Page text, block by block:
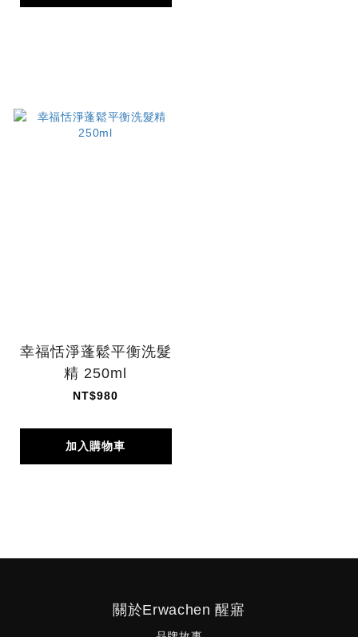
幸福恬淨蓬鬆平衡洗髮
精 250ml
NT$980
加入購物車
關於Erwachen 醒寤